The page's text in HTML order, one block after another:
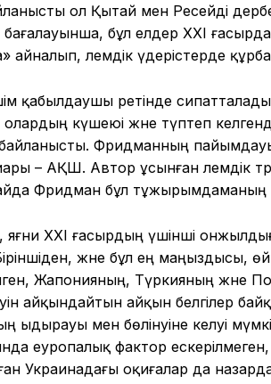
ол Қытай мен Ресейді
бұл елдер XXI
айналып, әлемдік үдерістерде
қабылдаушы ретінде
күшеюі және түптеп
байланысты. Фридманның
– АҚШ. Автор ұсынған әлемдік
Фридман бұл тұжырымдаманың
яғни XXI ғасырдың үшінші
және бұл ең маңыздысы,
Жапонияның, Түркияның және
айқындайтын айқын белгілер
ыдырауы мен бөлінуіне әкелуі
еуропалық фактор ескерілмеген,
Украинадағы оқиғалар да